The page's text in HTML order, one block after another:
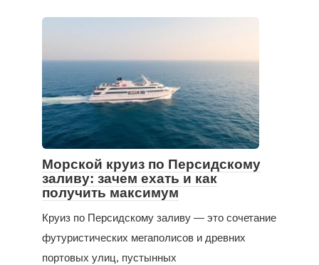
Морской круиз по Персидскому
заливу: зачем ехать и как
получить максимум
Круиз по Персидскому заливу — это сочетание
футуристических мегаполисов и древних
портовых улиц, пустынных